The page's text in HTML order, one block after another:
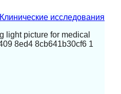
Клинические исследования